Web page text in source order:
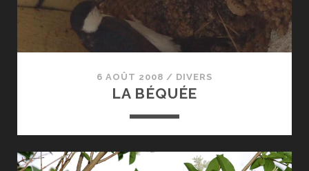
6 AOÛT 2008 / DIVERS
LA BÉQUÉE